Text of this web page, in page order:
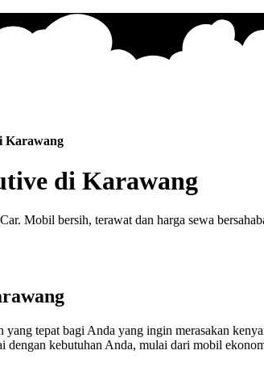
Karawang
di Karawang
Mobil bersih, terawat dan harga sewa
tepat bagi Anda yang ingin merasakan
dengan kebutuhan Anda, mulai dari mobil